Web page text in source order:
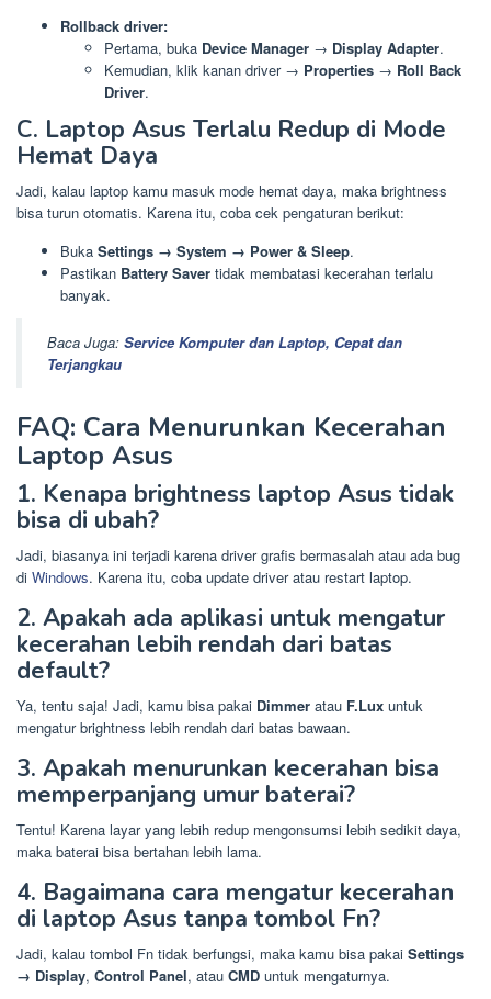
Rollback driver:
Pertama, buka Device Manager → Display Adapter.
Kemudian, klik kanan driver → Properties → Roll Back
Driver.
C. Laptop Asus Terlalu Redup di Mode
Hemat Daya
Jadi, kalau laptop kamu masuk mode hemat daya, maka brightness
bisa turun otomatis. Karena itu, coba cek pengaturan berikut:
Buka Settings → System → Power & Sleep.
Pastikan Battery Saver tidak membatasi kecerahan terlalu
banyak.
Baca Juga: Service Komputer dan Laptop, Cepat dan
Terjangkau
FAQ: Cara Menurunkan Kecerahan
Laptop Asus
1. Kenapa brightness laptop Asus tidak
bisa di ubah?
Jadi, biasanya ini terjadi karena driver grafis bermasalah atau ada bug
di Windows. Karena itu, coba update driver atau restart laptop.
2. Apakah ada aplikasi untuk mengatur
kecerahan lebih rendah dari batas
default?
Ya, tentu saja! Jadi, kamu bisa pakai Dimmer atau F.Lux untuk
mengatur brightness lebih rendah dari batas bawaan.
3. Apakah menurunkan kecerahan bisa
memperpanjang umur baterai?
Tentu! Karena layar yang lebih redup mengonsumsi lebih sedikit daya,
maka baterai bisa bertahan lebih lama.
4. Bagaimana cara mengatur kecerahan
di laptop Asus tanpa tombol Fn?
Jadi, kalau tombol Fn tidak berfungsi, maka kamu bisa pakai Settings
→ Display, Control Panel, atau CMD untuk mengaturnya.